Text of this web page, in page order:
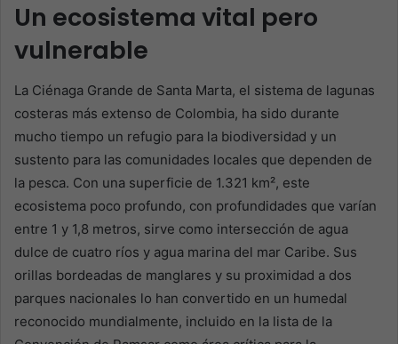
Un ecosistema vital pero
vulnerable
La Ciénaga Grande de Santa Marta, el sistema de lagunas
costeras más extenso de Colombia, ha sido durante
mucho tiempo un refugio para la biodiversidad y un
sustento para las comunidades locales que dependen de
la pesca. Con una superficie de 1.321 km², este
ecosistema poco profundo, con profundidades que varían
entre 1 y 1,8 metros, sirve como intersección de agua
dulce de cuatro ríos y agua marina del mar Caribe. Sus
orillas bordeadas de manglares y su proximidad a dos
parques nacionales lo han convertido en un humedal
reconocido mundialmente, incluido en la lista de la